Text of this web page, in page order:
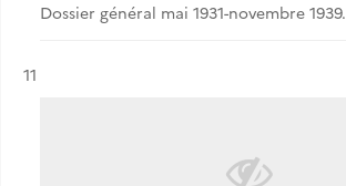
Dossier général mai 1931-novembre 1939.
Résultat n°
11